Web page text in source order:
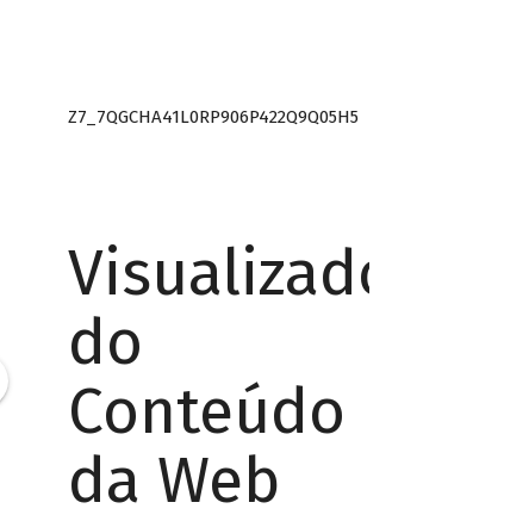
Z7_7QGCHA41L0RP906P422Q9Q05H5
Visualizador
do
Conteúdo
da Web